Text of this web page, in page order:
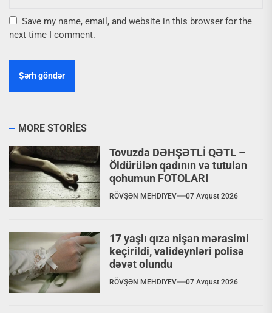
Save my name, email, and website in this browser for the
next time I comment.
MORE STORIES
Tovuzda DƏHŞƏTLİ QƏTL –
Öldürülən qadının və tutulan
qohumun FOTOLARI
RÖVŞƏN MEHDIYEV 07 Avqust 2026
17 yaşlı qıza nişan mərasimi
keçirildi, valideynləri polisə
dəvət olundu
RÖVŞƏN MEHDIYEV 07 Avqust 2026